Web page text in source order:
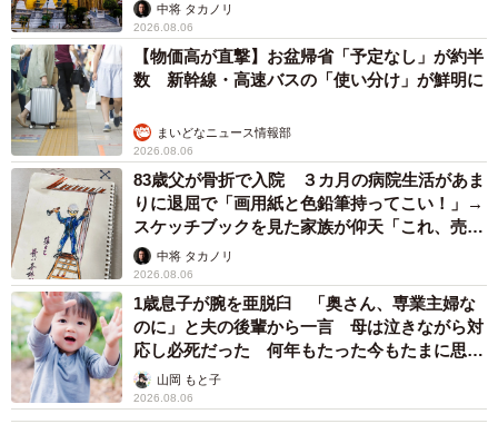
5/5
シロちゃん、クロちゃんの尻尾を不思議そうに見つめる
シロちゃん、クロちゃんを迎えてから一週間後、猫たちが
ソファーの下へ行く回数が減り、抱っこできるまでになっ
中将 タカノリ
2026.08.06
【物価高が直撃】お盆帰省「予定なし」が約半
数 新幹線・高速バスの「使い分け」が鮮明に
まいどなニュース情報部
2026.08.06
83歳父が骨折で入院 ３カ月の病院生活があま
りに退屈で「画用紙と色鉛筆持ってこい！」→
スケッチブックを見た家族が仰天「これ、売れ
ますよ…」
中将 タカノリ
2026.08.06
1歳息子が腕を亜脱臼 「奥さん、専業主婦な
のに」と夫の後輩から一言 母は泣きながら対
応し必死だった 何年もたった今もたまに思い
出し…山岡 もと子
2026.08.06